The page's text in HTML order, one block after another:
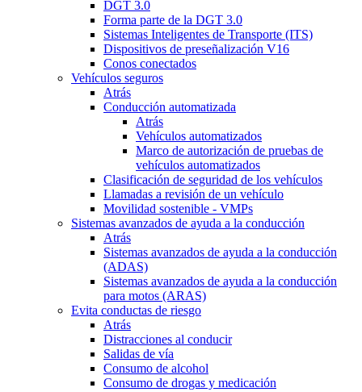
DGT 3.0
Forma parte de la DGT 3.0
Sistemas Inteligentes de Transporte (ITS)
Dispositivos de preseñalización V16
Conos conectados
Vehículos seguros
Atrás
Conducción automatizada
Atrás
Vehículos automatizados
Marco de autorización de pruebas de
vehículos automatizados
Clasificación de seguridad de los vehículos
Llamadas a revisión de un vehículo
Movilidad sostenible - VMPs
Sistemas avanzados de ayuda a la conducción
Atrás
Sistemas avanzados de ayuda a la conducción
(ADAS)
Sistemas avanzados de ayuda a la conducción
para motos (ARAS)
Evita conductas de riesgo
Atrás
Distracciones al conducir
Salidas de vía
Consumo de alcohol
Consumo de drogas y medicación